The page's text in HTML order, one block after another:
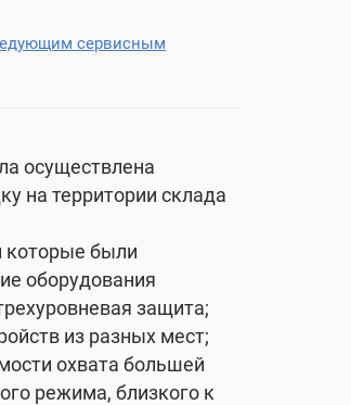
сервисным
осуществлена
на территории склада
которые были
оборудования
защита;
из разных мест;
охвата большей
режима, близкого к